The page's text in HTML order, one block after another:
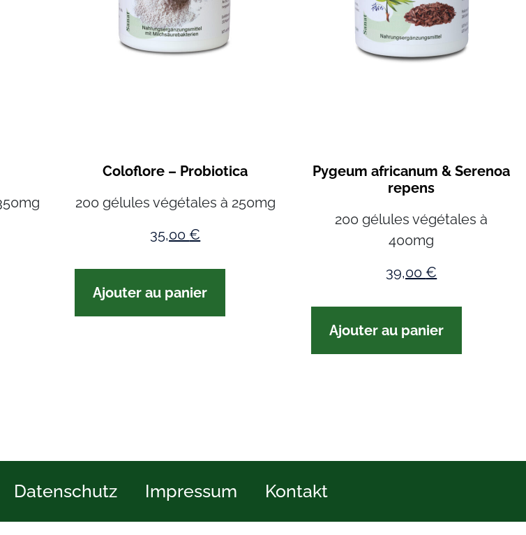
Coloflore – Probiotica
200 gélules végétales à 250mg
35,00€
Ajouter au panier
Pygeum africanum & Serenoa
repens
200 gélules végétales à
400mg
39,00€
Ajouter au panier
Datenschutz Impressum Kontakt